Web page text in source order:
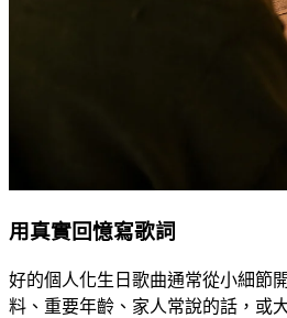
用真實回憶寫歌詞
好的個人化生日歌曲通常從小細節
料、重要年齡、家人常說的話，或